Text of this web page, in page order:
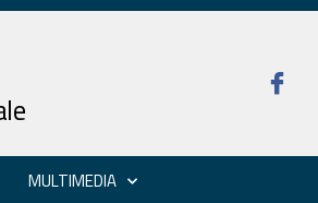
MULTIMEDIA